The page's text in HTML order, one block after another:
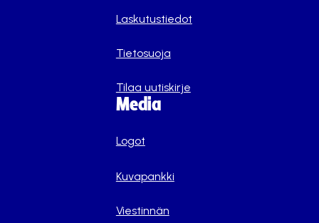
Laskutustiedot
Tietosuoja
Tilaa uutiskirje
Media
Logot
Kuvapankki
Viestinnän